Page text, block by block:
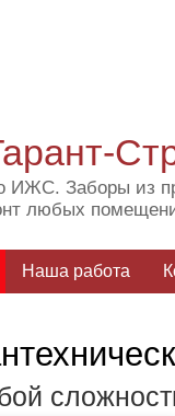
ИЖС. Заборы из
любых
Наша работа